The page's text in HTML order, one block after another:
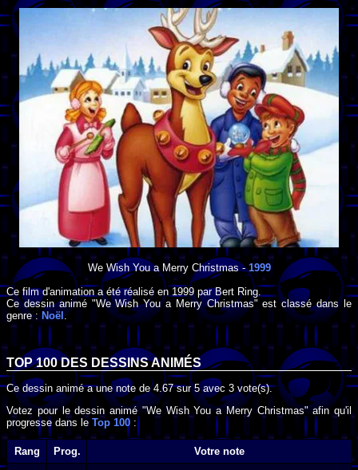
We Wish You a Merry Christmas -1999
Ce film d'animation a été réalisé en 1999 parBert Ring
Ce dessin animé "We Wish You a Merry Christmas" est classé dans le
genre :Noël.
TOP 100 DES DESSINS ANIMÉS
Ce dessin animé a une note de4.67sur5avec 3 vote(s).
Votez pour le dessin animé "We Wish You a Merry Christmas" afin qu'il
progresse dans le Top 100 :
Rang Prog. Votre note